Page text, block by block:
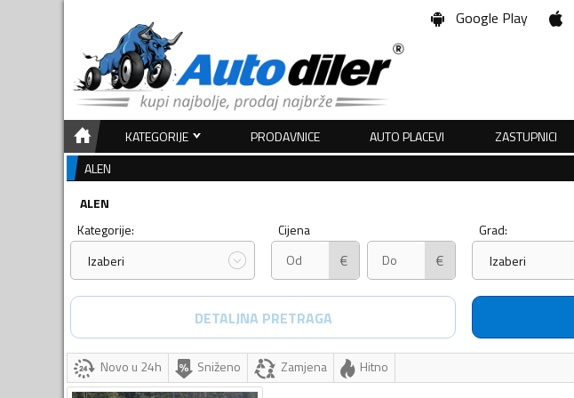
Google Play
KATEGORIJE PRODAVNICE AUTO PLACEVI ZASTUPNICI
ALEN
ALEN
Kategorije:
Izaberi
Cijena
€ €
Grad:
Izaberi
DETALJNA PRETRAGA
Novo u 24h Sniženo Zamjena Hitno